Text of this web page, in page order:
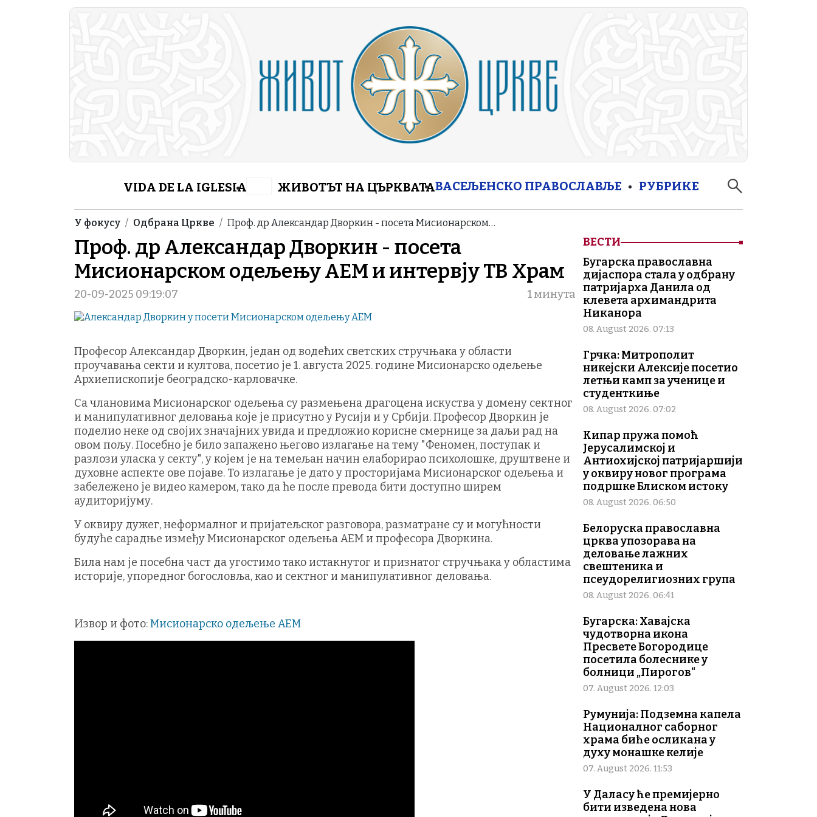
Skip to main content
Header Category Menu
VIDA DE LA IGLESIA ЖИВОТЪТ НА ЦЪРКВАТАВАСЕЉЕНСКО ПРАВОСЛАВЉЕ РУБРИКЕ
Breadcrumb
У фокусу Одбрана Цркве Проф. др Александар Дворкин - посета Мисионарском…
Проф. др Александар Дворкин - посета
Мисионарском одељењу АЕМ и интервју ТВ Храм
20-09-2025 09:19:07 1 минута
Професор Александар Дворкин, један од водећих светских стручњака у области
проучавања секти и култова, посетио је 1. августа 2025. године Мисионарско одељење
Архиепископије београдско-карловачке.
Са члановима Мисионарског одељења су размењена драгоцена искуства у домену сектног
и манипулативног деловања које је присутно у Русији и у Србији. Професор Дворкин је
поделио неке од својих значајних увида и предложио корисне смернице за даљи рад на
овом пољу. Посебно је било запажено његово излагање на тему "Феномен, поступак и
разлози уласка у секту", у којем је на темељан начин елаборирао психолошке, друштвене и
духовне аспекте ове појаве. То излагање је дато у просторијама Мисионарског одељења и
забележено је видео камером, тако да ће после превода бити доступно ширем
аудиторијуму.
У оквиру дужег, неформалног и пријатељског разговора, разматране су и могућности
будуће сарадње између Мисионарског одељења АЕМ и професора Дворкина.
Била нам је посебна част да угостимо тако истакнутог и признатог стручњака у областима
историје, упоредног богословља, као и сектног и манипулативног деловања.
Извор и фото:Мисионарско одељење АЕМ
ВЕСТИ
Бугарска православна
дијаспора стала у одбрану
патријарха Данила од
клевета архимандрита
Никанора
08. August 2026. 07:13
Грчка: Митрополит
никејски Алексије посетио
летњи камп за ученице и
студенткиње
08. August 2026. 07:02
Кипар пружа помоћ
Јерусалимској и
Антиохијској патријаршији
у оквиру новог програма
подршке Блиском истоку
08. August 2026. 06:50
Белоруска православна
црква упозорава на
деловање лажних
свештеника и
псеудорелигиозних група
08. August 2026. 06:41
Бугарска: Хавајска
чудотворна икона
Пресвете Богородице
посетила болеснике у
болници „Пирогов“
07. August 2026. 12:03
Румунија: Подземна капела
Националног саборног
храма биће осликана у
духу монашке келије
07. August 2026. 11:53
У Даласу ће премијерно
бити изведена нова